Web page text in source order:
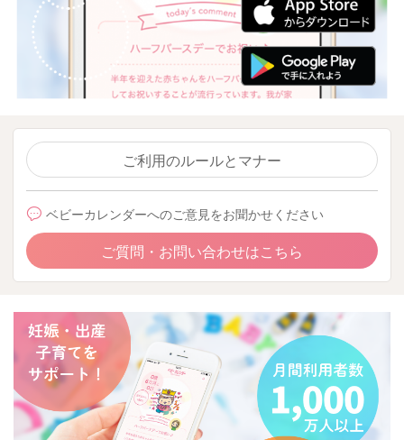
ご利用のルールとマナー
ベビーカレンダーへのご意見をお聞かせください
ご質問・お問い合わせはこちら